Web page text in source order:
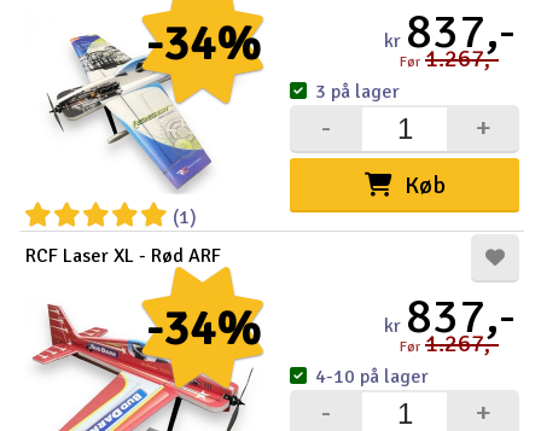
-34%
(1)
kr 837,-
Før 1.267,-
Køb
+
-
3 på lager
-34%
RCF Laser XL - Rød ARF
kr 837,-
Før 1.267,-
+
-
4-10 på lager